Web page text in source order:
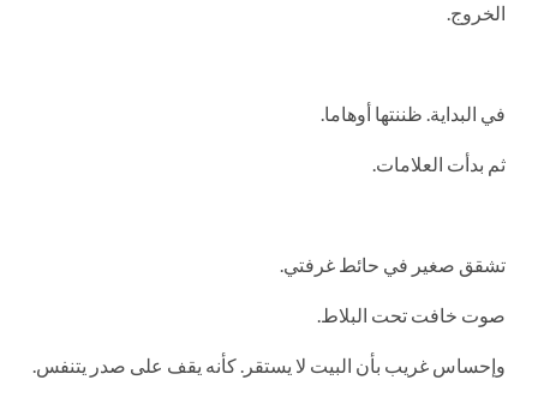
الخروج.
في البداية. ظننتها أوهاما.
ثم بدأت العلامات.
تشقق صغير في حائط غرفتي.
صوت خافت تحت البلاط.
وإحساس غريب بأن البيت لا يستقر. كأنه يقف على صدر يتنفس.